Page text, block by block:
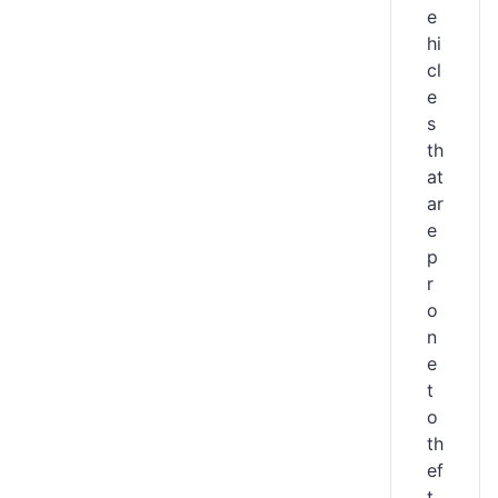
e
hi
cl
e
s
th
at
ar
e
p
r
o
n
e
t
o
th
ef